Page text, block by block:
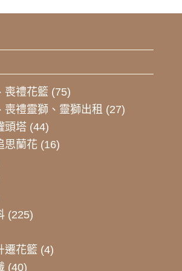
喪禮花籃 (75)
喪禮靈獅、靈獅出租 (27)
頭塔 (44)
思蘭花 (16)
(225)
遷花籃 (4)
(40)